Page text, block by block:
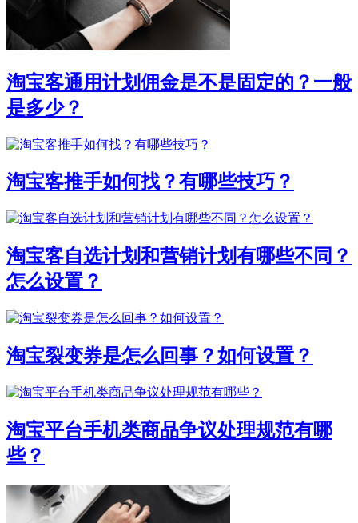
淘宝客通用计划佣金是不是固定的？一般
是多少？
淘宝客推手如何找？有哪些技巧？
淘宝客自选计划和营销计划有哪些不同？
怎么设置？
淘宝裂变券是怎么回事？如何设置？
淘宝平台手机类商品争议处理规范有哪
些？